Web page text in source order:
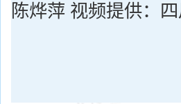
陈烨萍 视频提供：